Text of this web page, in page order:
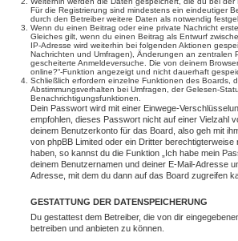
Für die Registrierung sind mindestens ein eindeutiger
durch den Betreiber weitere Daten als notwendig
Wenn du einen Beitrag oder eine private Nachricht
Gleiches gilt, wenn du einen Beitrag als Entwurf
IP-Adresse wird weiterhin bei folgenden Aktionen
Nachrichten und Umfragen), Änderungen an zentralen
gescheiterte Anmeldeversuche. Die von deinem
online?“-Funktion angezeigt und nicht dauerhaft
Schließlich erfordern einzelne Funktionen des Boards,
Abstimmungsverhalten bei Umfragen, der Gelesen-
Benachrichtigungsfunktionen.
Dein Passwort wird mit einer Einwege-
empfohlen, dieses Passwort nicht auf einer Vielzahl
deinem Benutzerkonto für das Board, also geh mit
von phpBB Limited oder ein Dritter
haben, so kannst du die Funktion „Ich habe mein
deinem Benutzernamen und deiner E-Mail-Adresse
Adresse, mit dem du dann auf das Board zugreifen
GESTATTUNG DER DATENSPEICHERUNG
Du gestattest dem Betreiber, die von dir
betreiben und anbieten zu können.